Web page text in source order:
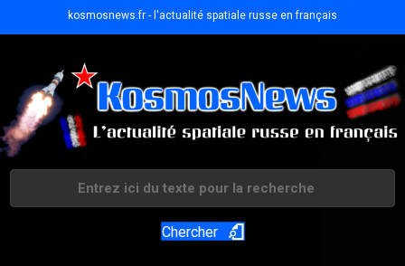
kosmosnews.fr - l'actualité spatiale russe en français
Chercher